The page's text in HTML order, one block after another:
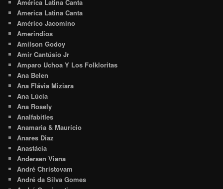
América Latina Canta
America Latina Canta
Américo Jacomino
Amerindios
Amilson Godoy
Amir Cantúsio Jr
Amparo Uchoa Y Los Folkloritas
Ana Belen
Ana Flávia Miziara
Ana Lúcia
Ana Rosely
Analfabitles
Anamaria & Maurício
Anares Diaz
Anastácia
Andersen Viana
André Christovam
André da Silva Gomes